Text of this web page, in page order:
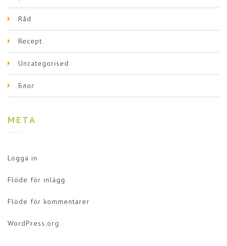
Råd
Recept
Uncategorised
Блог
META
Logga in
Flöde för inlägg
Flöde för kommentarer
WordPress.org